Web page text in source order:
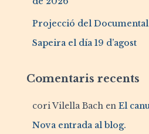
Projecció del Documental
Sapeira el día 19 d’agost
Comentaris recents
cori Vilella Bach en El
Nova entrada al blog.